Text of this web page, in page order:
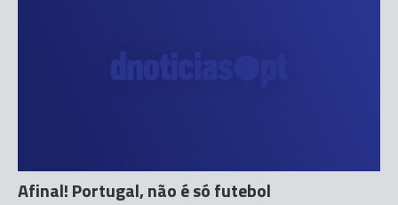
Afinal! Portugal, não é só futebol